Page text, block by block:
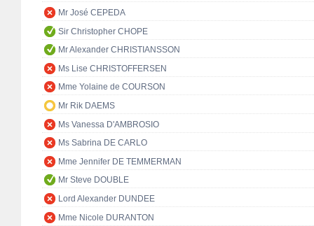
Mr José CEPEDA
Sir Christopher CHOPE
Mr Alexander CHRISTIANSSON
Ms Lise CHRISTOFFERSEN
Mme Yolaine de COURSON
Mr Rik DAEMS
Ms Vanessa D'AMBROSIO
Ms Sabrina DE CARLO
Mme Jennifer DE TEMMERMAN
Mr Steve DOUBLE
Lord Alexander DUNDEE
Mme Nicole DURANTON